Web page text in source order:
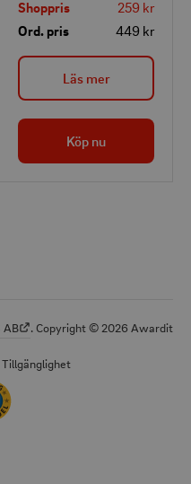
dammar. Solpanelen
laddar det medföljande
Shoppris
259 kr
Ord. pris
449 kr
Läs mer
Köp nu
AB
. Copyright © 2026 Awardit
Tillgänglighet